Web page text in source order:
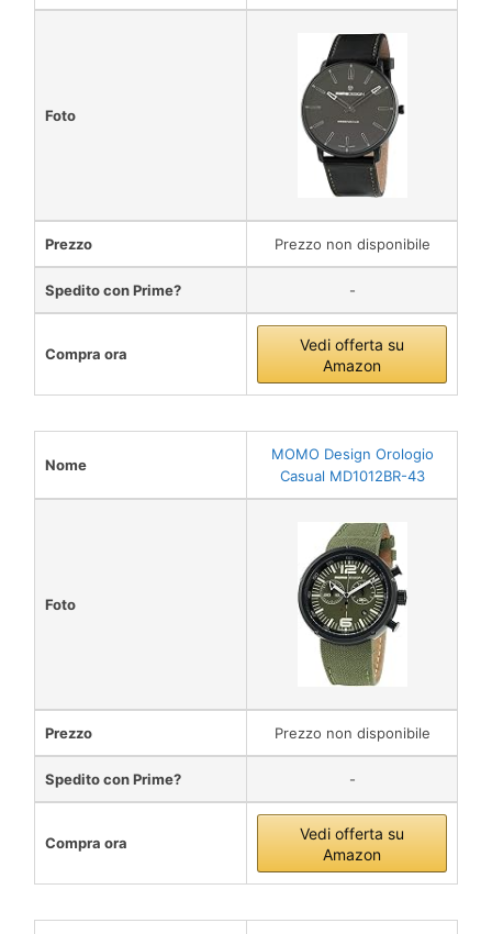
Foto
Prezzo Prezzo non disponibile
Spedito con Prime? -
Compra ora
Vedi offerta su
Amazon
Nome
MOMO Design Orologio
Casual MD1012BR-43
Foto
Prezzo Prezzo non disponibile
Spedito con Prime? -
Compra ora
Vedi offerta su
Amazon